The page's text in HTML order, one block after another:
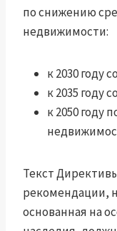
по снижению
недвижимости:
к 2030 году
к 2035 году
к 2050 году
Текст
рекомендации,
основанная на